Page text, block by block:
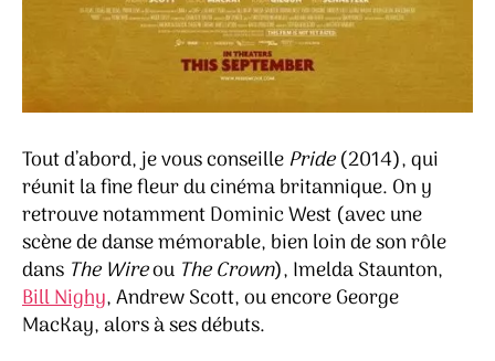
Tout d’abord, je vous conseille Pride(2014), qui
réunit la fine fleur du cinéma britannique. On y
retrouve notamment Dominic West (avec une
scène de danse mémorable, bien loin de son rôle
dans The Wireou The Crown), Imelda Staunton,
Bill Nighy, Andrew Scott, ou encore George
MacKay, alors à ses débuts.